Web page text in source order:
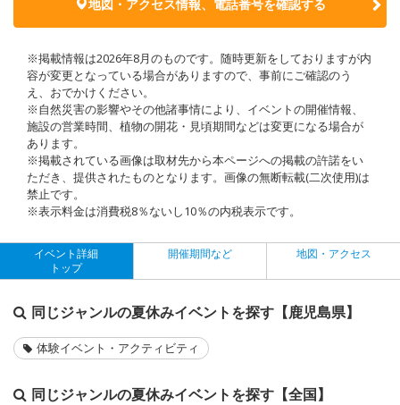
地図・アクセス情報、電話番号を確認する
※掲載情報は2026年8月のものです。随時更新をしておりますが内
容が変更となっている場合がありますので、事前にご確認のう
え、おでかけください。
※自然災害の影響やその他諸事情により、イベントの開催情報、
施設の営業時間、植物の開花・見頃期間などは変更になる場合が
あります。
※掲載されている画像は取材先から本ページへの掲載の許諾をい
ただき、提供されたものとなります。画像の無断転載(二次使用)は
禁止です。
※表示料金は消費税8％ないし10％の内税表示です。
イベント詳細
トップ
開催期間など 地図・アクセス
同じジャンルの夏休みイベントを探す【鹿児島県】
体験イベント・アクティビティ
同じジャンルの夏休みイベントを探す【全国】